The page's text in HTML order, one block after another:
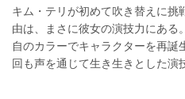
キム・テリが初めて吹き替えに挑
由は、まさに彼女の演技力にある
自のカラーでキャラクターを再誕
回も声を通じて生き生きとした演